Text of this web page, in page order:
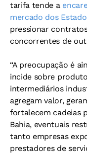
tarifa tende a
mercado dos
pressionar
concorrentes de
“A preocupação é
incide sobre
intermediários
agregam valor,
fortalecem cadeias
Bahia, eventuais
tanto empresas
prestadores de